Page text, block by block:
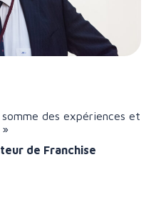
des expériences et
de Franchise